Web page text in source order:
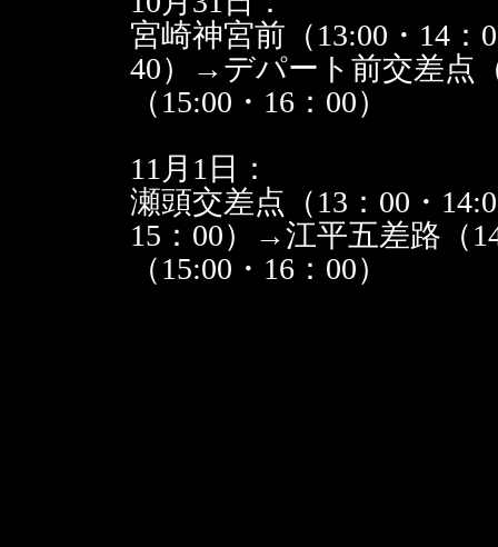
宮崎神宮前（13:00・14
40）→デパート前交差点
（15:00・16：00）
11月1日：
瀬頭交差点（13：00・
15：00）→江平五差路（
（15:00・16：00）